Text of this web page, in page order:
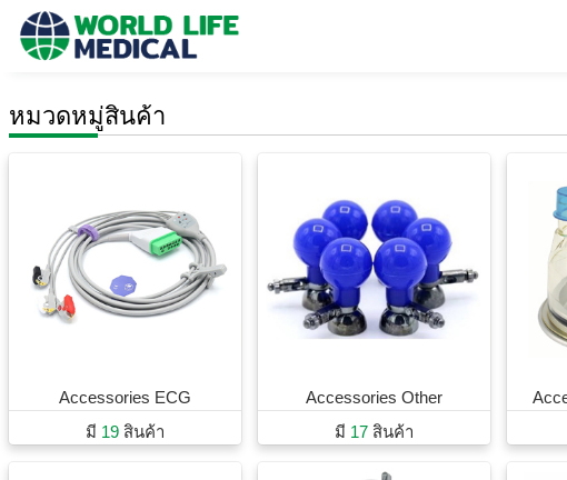
หมวดหมู่สินค้า
Accessories ECG
มี 19สินค้า
Accessories Other
มี 17สินค้า